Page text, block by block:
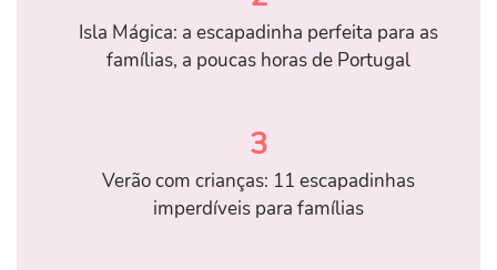
Isla Mágica: a escapadinha perfeita para as
famílias, a poucas horas de Portugal
3
Verão com crianças: 11 escapadinhas
imperdíveis para famílias